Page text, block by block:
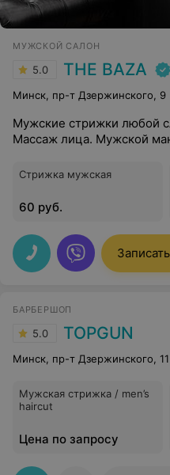
МУЖСКОЙ САЛОН
5.0 THE BAZA
Минск, пр-т Дзержинского, 9
Мужские стрижки любой
Массаж лица. Мужской
Стрижка мужская
60 руб.
БАРБЕРШОП
5.0 TOPGUN
Минск, пр-т Дзержинского, 11
Мужская стрижка / men’s
haircut
Цена по запросу